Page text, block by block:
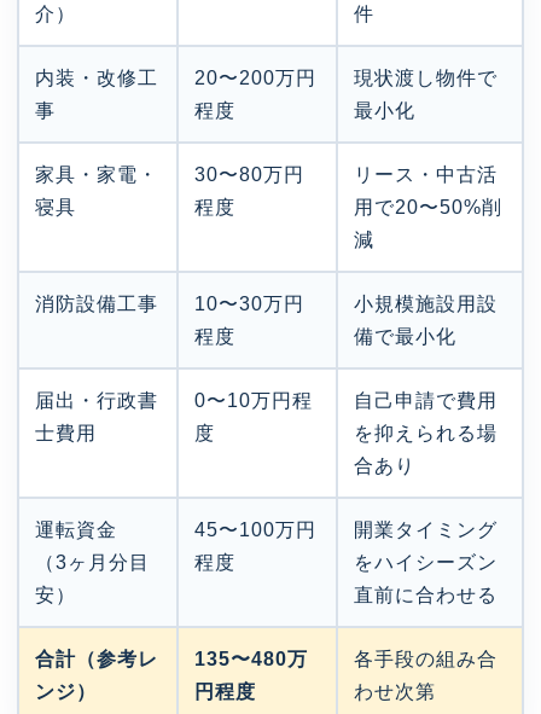
介）
件
内装・改修工
事
20〜200万円
程度
現状渡し物件で
最小化
家具・家電・
寝具
30〜80万円
程度
リース・中古活
用で20〜50%削
減
消防設備工事
10〜30万円
程度
小規模施設用設
備で最小化
届出・行政書
士費用
0〜10万円程
度
自己申請で費用
を抑えられる場
合あり
運転資金
（3ヶ月分目
安）
45〜100万円
程度
開業タイミング
をハイシーズン
直前に合わせる
合計（参考レ
ンジ）
135〜480万
円程度
各手段の組み合
わせ次第